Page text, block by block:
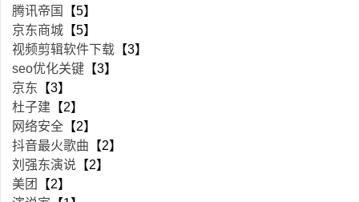
腾讯帝国
【5】
京东商城 【5】
视频剪辑软件下载 【3】
seo优化关键 【3】
京东 【3】
杜子建 【2】
网络安全 【2】
抖音最火歌曲 【2】
刘强东演说 【2】
美团
【2】